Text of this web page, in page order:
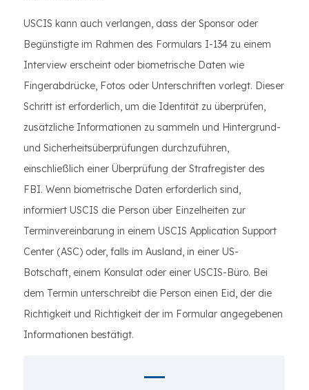
USCIS kann auch verlangen, dass der Sponsor oder
Begünstigte im Rahmen des Formulars I-134 zu einem
Interview erscheint oder biometrische Daten wie
Fingerabdrücke, Fotos oder Unterschriften vorlegt. Dieser
Schritt ist erforderlich, um die Identität zu überprüfen,
zusätzliche Informationen zu sammeln und Hintergrund-
und Sicherheitsüberprüfungen durchzuführen,
einschließlich einer Überprüfung der Strafregister des
FBI. Wenn biometrische Daten erforderlich sind,
informiert USCIS die Person über Einzelheiten zur
Terminvereinbarung in einem USCIS Application Support
Center (ASC) oder, falls im Ausland, in einer US-
Botschaft, einem Konsulat oder einer USCIS-Büro. Bei
dem Termin unterschreibt die Person einen Eid, der die
Richtigkeit und Richtigkeit der im Formular angegebenen
Informationen bestätigt.